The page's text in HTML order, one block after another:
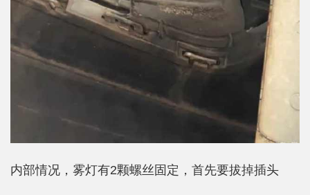
内部情况，雾灯有2颗螺丝固定，首先要拔掉插头